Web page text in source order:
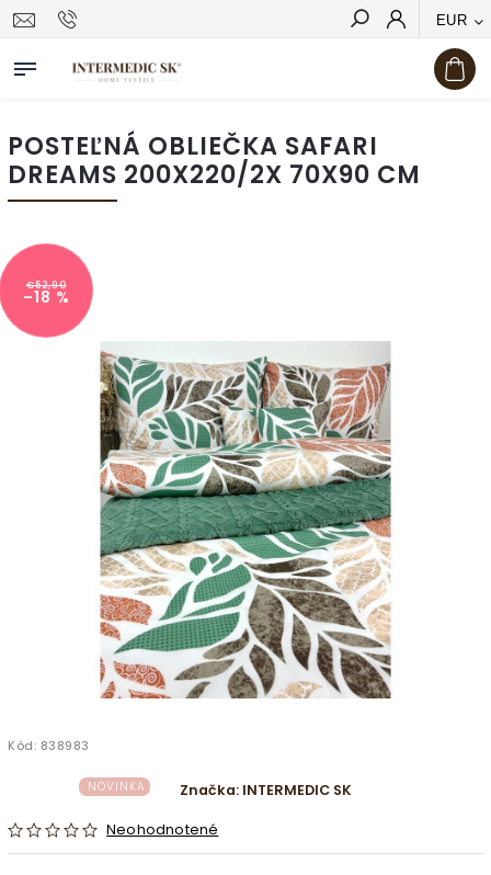
EUR
Hľadať
POSTEĽNÁ OBLIEČKA SAFARI
DREAMS 200X220/2X 70X90 CM
€52,90
–18 %
Kód: 838983
NOVINKA
Neohodnotené
Značka: INTERMEDIC SK